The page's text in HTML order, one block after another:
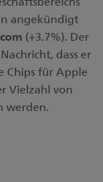
angekündigt
(+3.7%). Der
dass er
Chips für Apple
Vielzahl von
werden.